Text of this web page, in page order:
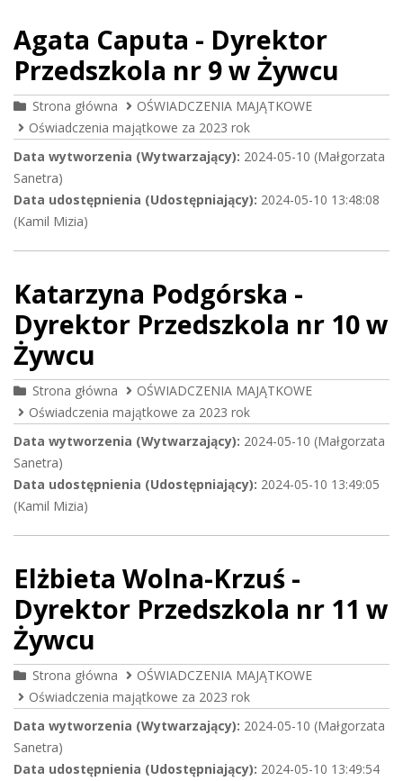
Agata Caputa - Dyrektor
Przedszkola nr 9 w Żywcu
Strona główna
OŚWIADCZENIA MAJĄTKOWE
Oświadczenia majątkowe za 2023 rok
Data wytworzenia (Wytwarzający): 2024-05-10 (Małgorzata
Sanetra)
Data udostępnienia (Udostępniający): 2024-05-10 13:48:08
(Kamil Mizia)
Katarzyna Podgórska -
Dyrektor Przedszkola nr 10 w
Żywcu
Strona główna
OŚWIADCZENIA MAJĄTKOWE
Oświadczenia majątkowe za 2023 rok
Data wytworzenia (Wytwarzający): 2024-05-10 (Małgorzata
Sanetra)
Data udostępnienia (Udostępniający): 2024-05-10 13:49:05
(Kamil Mizia)
Elżbieta Wolna-Krzuś -
Dyrektor Przedszkola nr 11 w
Żywcu
Strona główna
OŚWIADCZENIA MAJĄTKOWE
Oświadczenia majątkowe za 2023 rok
Data wytworzenia (Wytwarzający): 2024-05-10 (Małgorzata
Sanetra)
Data udostępnienia (Udostępniający): 2024-05-10 13:49:54